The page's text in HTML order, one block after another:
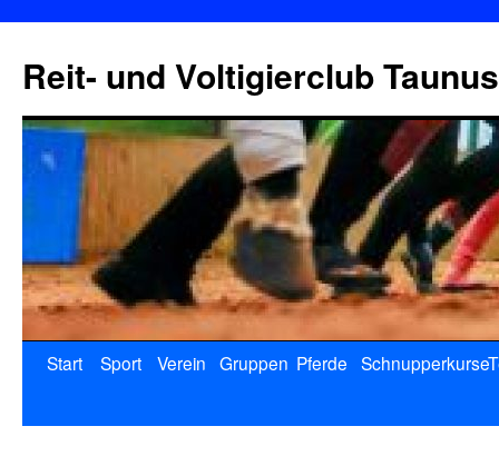
Reit- und Voltigierclub
Start Sport Verein Gruppen Pferde Schnupperkurse